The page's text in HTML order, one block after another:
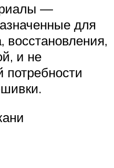
―
для
восстановления,
и не